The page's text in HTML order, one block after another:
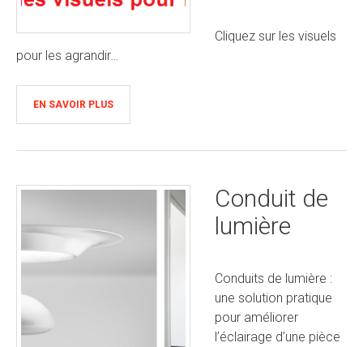
Cliquez sur les visuels
pour les agrandir…
EN SAVOIR PLUS
Conduit de
lumière
Conduits de lumière :
une solution pratique
pour améliorer
l’éclairage d’une pièce